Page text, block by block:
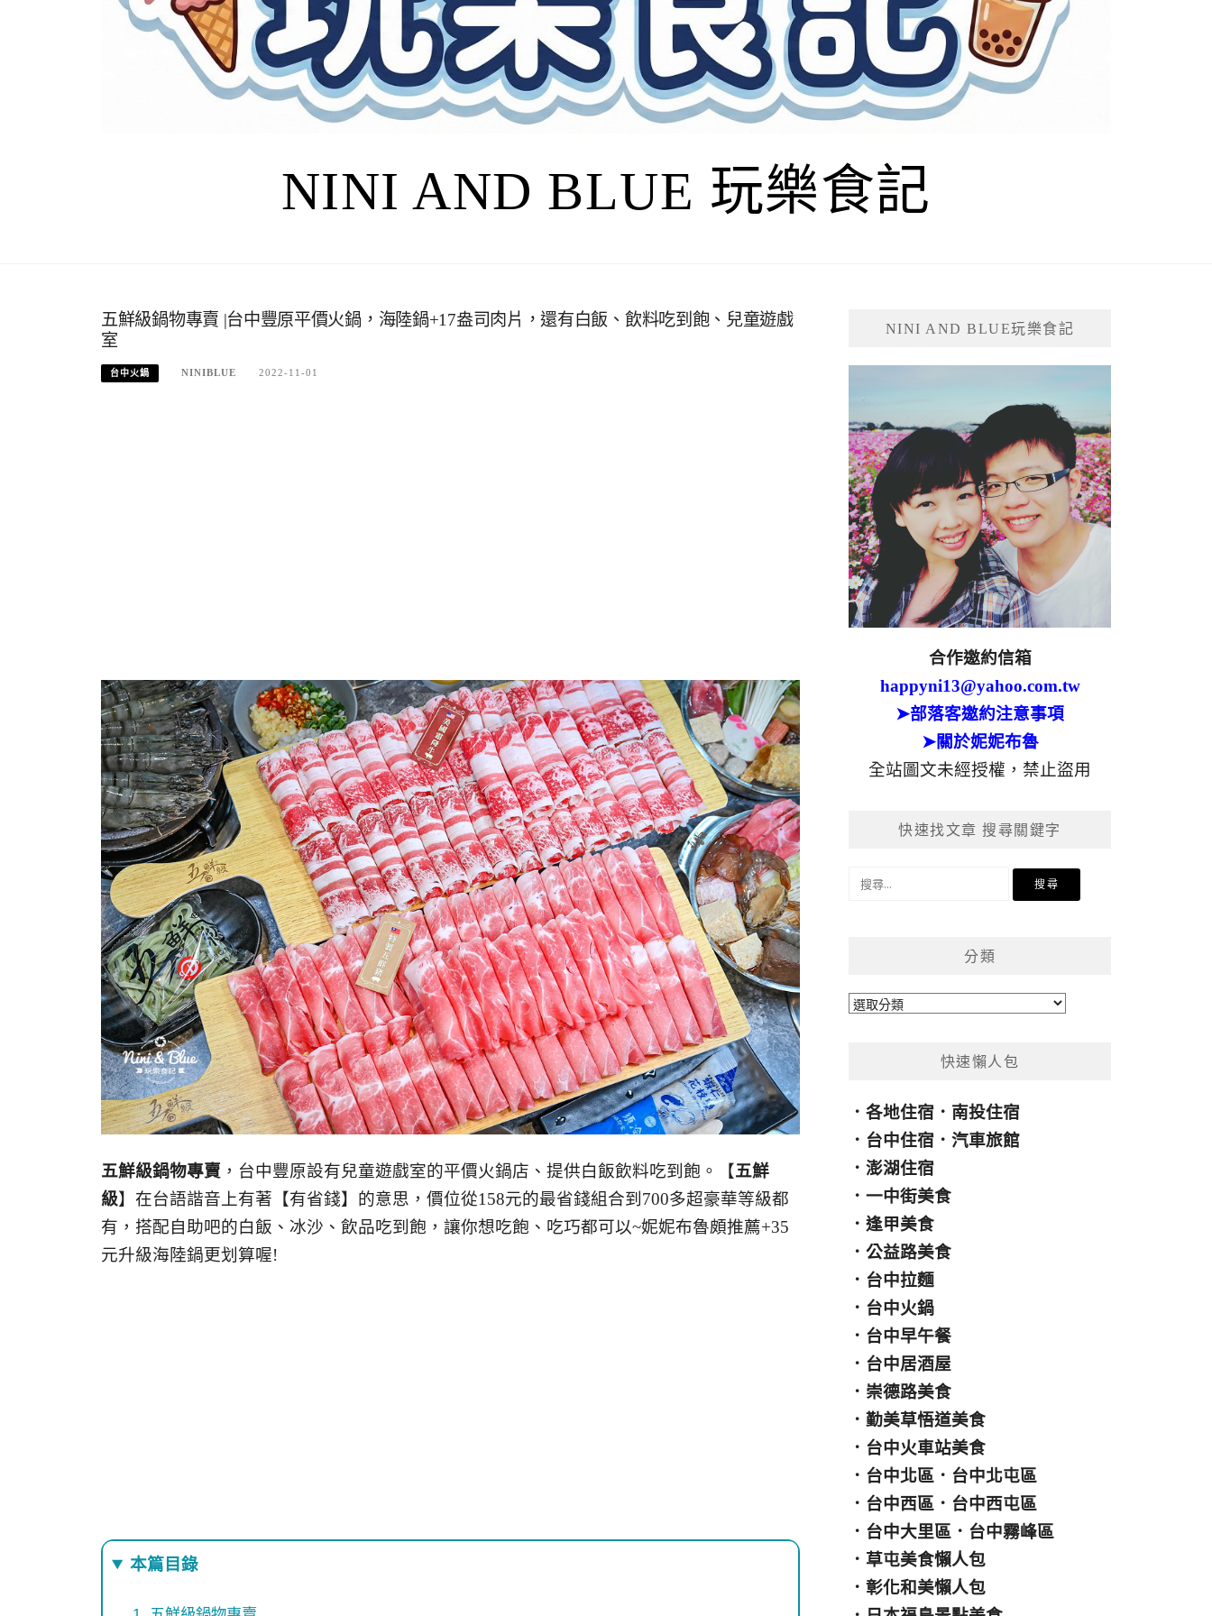
NINI AND BLUE 玩樂食記
五鮮級鍋物專賣 |台中豐原平價火鍋，海陸鍋+17盎司肉片，還有白飯、飲料吃到飽、兒童遊戲
室
台中火鍋 NINIBLUE 2022-11-01
五鮮級鍋物專賣 ，台中豐原設有兒童遊戲室的平價火鍋店、提供白飯飲料吃到飽。【五鮮
級】在台語諧音上有著【有省錢】的意思，價位從158元的最省錢組合到700多超豪華等級都
有，搭配自助吧的白飯、冰沙、飲品吃到飽，讓你想吃飽、吃巧都可以~妮妮布魯頗推薦+35
元升級海陸鍋更划算喔!
本篇目錄
NINI AND BLUE玩樂食記
合作邀約信箱
happyni13@yahoo.com.tw
➤部落客邀約注意事項
➤關於妮妮布魯
全站圖文未經授權，禁止盜用
快速找文章 搜尋關鍵字
分類
分
快速懶人包
．各地住宿 ． 南投住宿
． 台中住宿 ．汽車旅館
．澎湖住宿
．一中街美食
．逢甲美食
．公益路美食
． 台中拉麵
． 台中火鍋
． 台中早午餐
． 台中居酒屋
． 崇德路美食
．勤美草悟道美食
． 台中火車站美食
． 台中北區 ． 台中北屯區
． 台中西區 ． 台中西屯區
． 台中大里區 ． 台中霧峰區
． 草屯美食懶人包
．彰化和美懶人包